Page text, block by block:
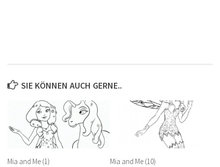
SIE KÖNNEN AUCH GERNE..
Mia and Me (1) Mia and Me (10)